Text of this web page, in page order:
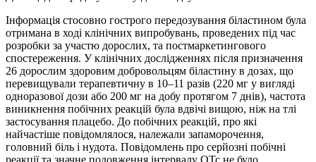
Інформація стосовно гострого передозування біластином була
отримана в ході клінічних випробувань, проведених під час
розробки за участю дорослих, та постмаркетингового
спостереження. У клінічних дослідженнях після призначення
26 дорослим здоровим добровольцям біластину в дозах, що
перевищували терапевтичну в 10–11 разів (220 мг у вигляді
одноразової дози або 200 мг на добу протягом 7 днів), частота
виникнення побічних реакцій була вдвічі вищою, ніж на тлі
застосування плацебо. До побічних реакцій, про які
найчастіше повідомлялося, належали запаморочення,
головний біль і нудота. Повідомлень про серйозні побічні
реакції та значне подовження інтервалу QTc не було.